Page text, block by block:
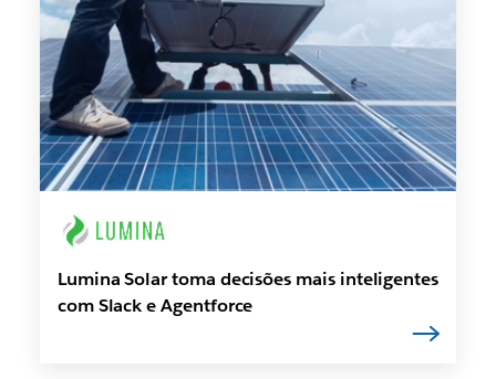
Lumina Solar toma decisões mais inteligentes
com Slack e Agentforce